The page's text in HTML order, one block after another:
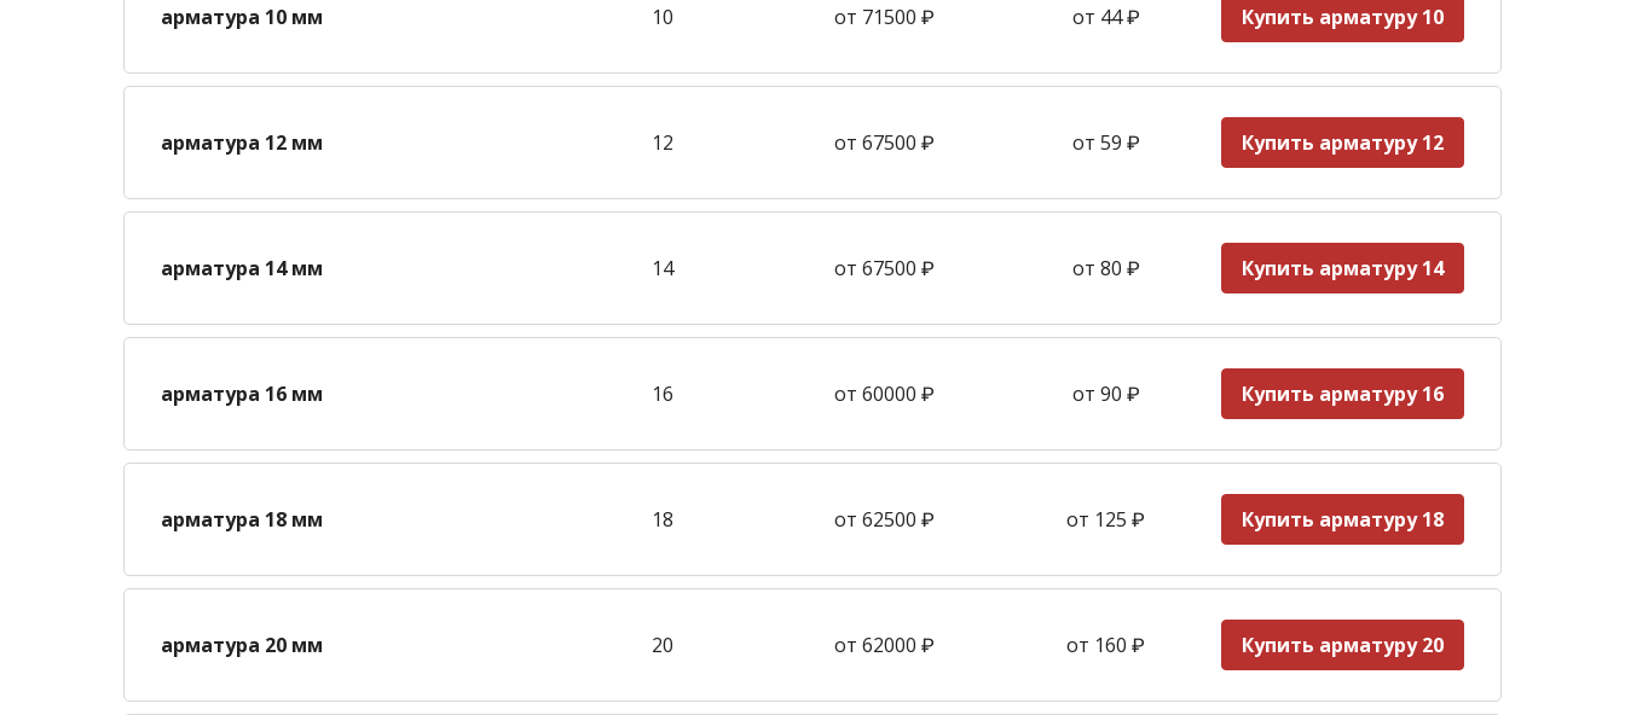
арматура 10 мм 10 от 71500 ₽ от 44₽ Купить арматуру 10
арматура 12 мм 12 от 67500 ₽ от 59 ₽ Купить арматуру 12
арматура 14 мм 14 от 67500 ₽ от 80 ₽ Купить арматуру 14
арматура 16 мм 16 от 60000 ₽ от 90 ₽ Купить арматуру 16
арматура 18 мм 18 от 62500 ₽ от 125 ₽ Купить арматуру 18
арматура 20 мм 20 от 62000 ₽ от 160₽ Купить арматуру 20